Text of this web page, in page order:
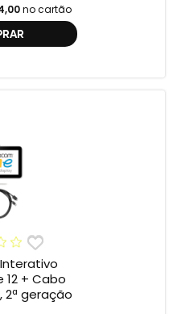
no cartão
12 + Cabo
2ª geração